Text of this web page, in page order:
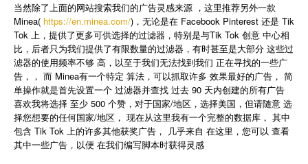
当然除了上面的网站搜索我们的广告灵感来源 ，这里推荐另外一款
Minea( https://en.minea.com/)，无论是在 Facebook Pinterest 还是 Tik
Tok 上，提供了更多可供选择的过滤器，特别是与Tik Tok 创意 中心相
比，后者只为我们提供了有限数量的过滤器，有时甚至是大部分 这些过
滤器的使用频率不够 高，以至于我们无法找到我们 正在寻找的一些广
告，， 而 Minea有一个特定 算法，可以抓取许多 效果最好的广告， 简
单操作就是首先设置一个 过滤器并查找 过去 90 天内创建的所有广告
喜欢我将选择 至少 500 个赞，对于国家/地区，选择美国，但请随意 选
择您想要的任何国家/地区， 现在从这里我有一个完整的数据库， 其中
包含 Tik Tok 上的许多其他获奖广告， 几乎来自 在这里，您可以 查看
其中一些广告，以便 在我们编写脚本时获得灵感